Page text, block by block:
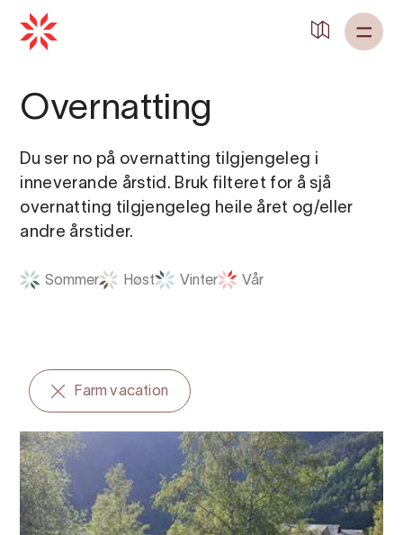
Overnatting
Du ser no på overnatting tilgjengeleg i
inneverande årstid. Bruk filteret for å sjå
overnatting tilgjengeleg heile året og/eller
andre årstider.
Sommer Høst Vinter Vår
Farm vacation